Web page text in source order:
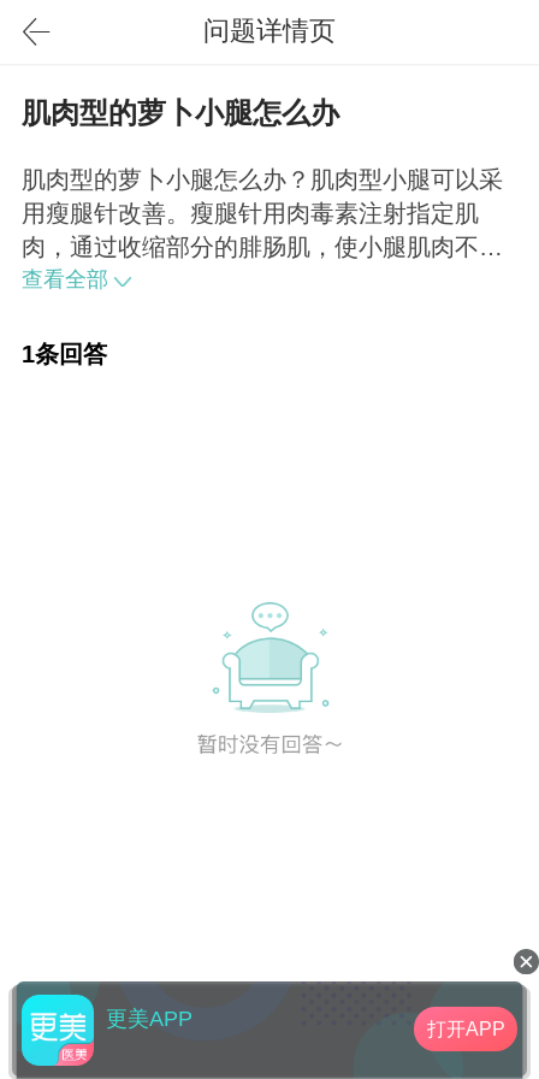
问题详情页
肌肉型的萝卜小腿怎么办
肌肉型的萝卜小腿怎么办？肌肉型小腿可以采
用瘦腿针改善。瘦腿针用肉毒素注射指定肌
肉，通过收缩部分的腓肠肌，使小腿肌肉不再
过于发达，以达到瘦腿的效果。
查看全部
1条回答
更美APP 打开APP